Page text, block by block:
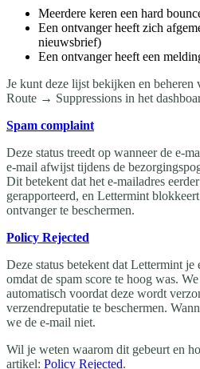
Meerdere keren een hard
Een ontvanger heeft zich
nieuwsbrief)
Een ontvanger heeft een
Je kunt deze lijst bekijken en
Route → Suppressions in het
Spam complaint
Deze status treedt op wanneer de e-
e-mail afwijst tijdens de
Dit betekent dat het e-mailadres
gerapporteerd, en Lettermint
ontvanger te beschermen.
Policy Rejected
Deze status betekent dat Lettermint je
omdat de spam score te hoog was.
automatisch voordat deze wordt
verzendreputatie te beschermen.
we de e-mail niet.
Wil je weten waarom dit gebeurt en
artikel: Policy Rejected.